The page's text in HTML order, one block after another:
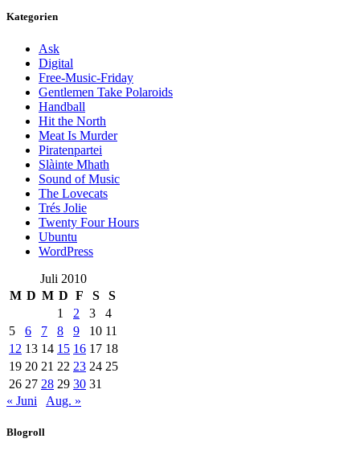
Kategorien
Ask
Digital
Free-Music-Friday
Gentlemen Take Polaroids
Handball
Hit the North
Meat Is Murder
Piratenpartei
Slàinte Mhath
Sound of Music
The Lovecats
Trés Jolie
Twenty Four Hours
Ubuntu
WordPress
Juli 2010
M D M D F S
S
1
2 3
4
5
6 7 8 9 10 11
12 13 14 15 16 17 18
19 20 21 22 23 24 25
26 27 28 29 30 31
« Juni
Aug. »
Blogroll